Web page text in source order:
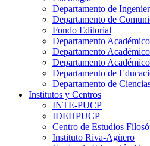
Departamento de
Departamento de
Fondo Editorial
Departamento
Departamento
Departamento
Departamento de
Departamento de
Institutos y Centros
INTE-PUCP
IDEHPUCP
Centro de Estudios
Instituto Riva-Agüero